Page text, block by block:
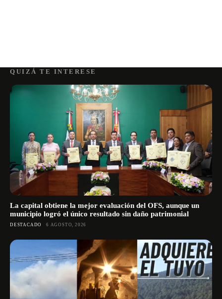
QUIZÁ TE INTERESE
La capital obtiene la mejor evaluación del OFS, aunque un
municipio logró el único resultado sin daño patrimonial
DESTACADO 6 AGOSTO, 2026